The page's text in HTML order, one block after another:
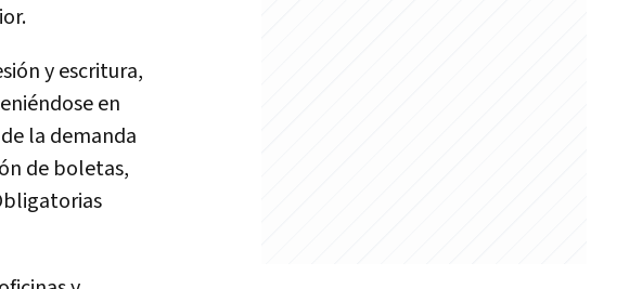
y escritura,
en
la demanda
de boletas,